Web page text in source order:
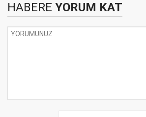
HABERE YORUM KAT